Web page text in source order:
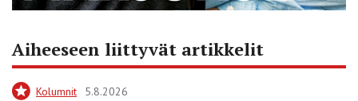
Aiheeseen liittyvät artikkelit
Kolumnit 5.8.2026